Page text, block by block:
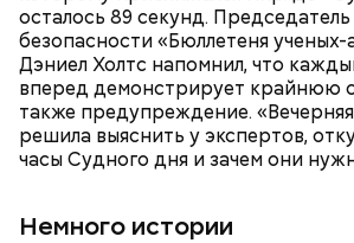
осталось 89 секунд.
безопасности «Бюллетеня
Дэниел Холтс напомнил, что
вперед демонстрирует крайнюю
также предупреждение.
решила выяснить у экспертов,
часы Судного дня и зачем они
Немного истории
война между США и уже Россией
предметом обсуждения для
мира. Но, помимо перспективы
«атомный рай», с 2007 года на
влияет еще одна глобальная
климатические изменения.